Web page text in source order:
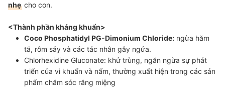
nhẹ cho con.
<Thành phần kháng khuẩn>
Coco Phosphatidyl PG-Dimonium Chloride: ngừa hăm
tã, rôm sảy và các tác nhân gây ngứa.
Chlorhexidine Gluconate: khử trùng, ngăn ngừa sự phát
triển của vi khuẩn và nấm, thường xuất hiện trong các sản
phẩm chăm sóc răng miệng